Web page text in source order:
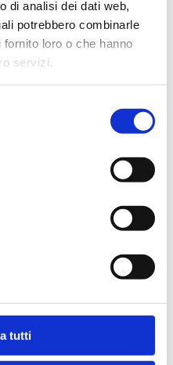
di analisi dei dati web,
potrebbero combinarle
loro o che hanno
servizi.
tutti